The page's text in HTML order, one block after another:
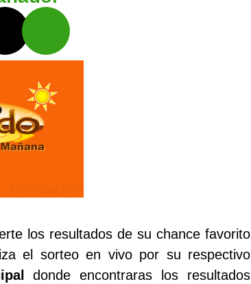
los resultados de su chance favorito
el sorteo en vivo por su respectivo
donde encontraras los resultados